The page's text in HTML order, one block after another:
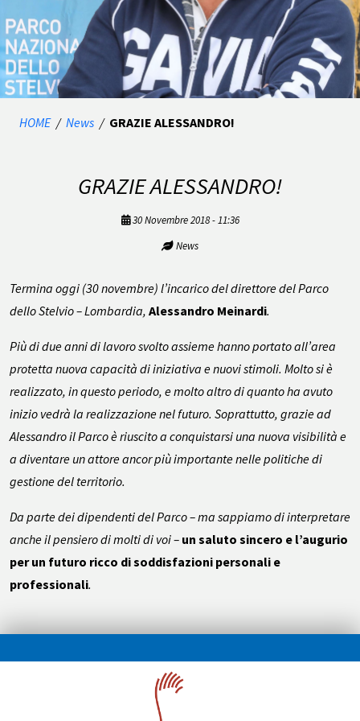
HOME / News / GRAZIE ALESSANDRO!
GRAZIE ALESSANDRO!
30 Novembre 2018 - 11:36
News
Termina oggi (30 novembre) l’incarico del direttore del Parco
dello Stelvio – Lombardia, Alessandro Meinardi.
Più di due anni di lavoro svolto assieme hanno portato all’area
protetta nuova capacità di iniziativa e nuovi stimoli. Molto si è
realizzato, in questo periodo, e molto altro di quanto ha avuto
inizio vedrà la realizzazione nel futuro. Soprattutto, grazie ad
Alessandro il Parco è riuscito a conquistarsi una nuova visibilità e
a diventare un attore ancor più importante nelle politiche di
gestione del territorio.
Da parte dei dipendenti del Parco – ma sappiamo di interpretare
anche il pensiero di molti di voi – un saluto sincero e l’augurio
per un futuro ricco di soddisfazioni personali e
professionali.